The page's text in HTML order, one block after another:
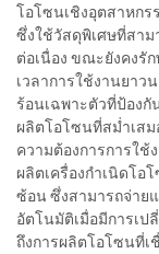
โอโซนเชิงอุตสาหก
ซึ่งใช้วัสดุพิเศษที่สาม
ต่อเนื่อง ขณะยังคงรั
เวลาการใช้งานยาว
ร้อนเฉพาะตัวที่ป้อง
ผลิตโอโซนที่สม่ำเส
ความต้องการการใ
ผลิตเครื่องกำเนิดโอ
ซ้อน ซึ่งสามารถจ่าย
อัตโนมัติเมื่อมีการเ
ถึงการผลิตโอโซนที่